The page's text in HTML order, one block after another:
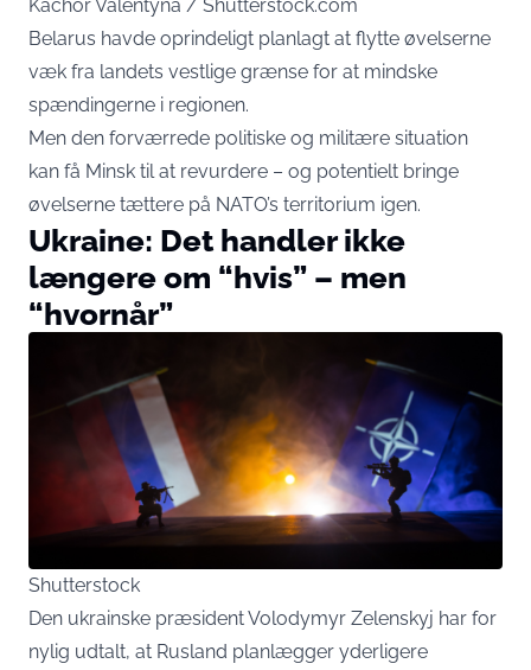
Kachor Valentyna / Shutterstock.com
Belarus havde oprindeligt planlagt at flytte øvelserne
væk fra landets vestlige grænse for at mindske
spændingerne i regionen.
Men den forværrede politiske og militære situation
kan få Minsk til at revurdere – og potentielt bringe
øvelserne tættere på NATO’s territorium igen.
Ukraine: Det handler ikke
længere om “hvis” – men
“hvornår”
Shutterstock
Den ukrainske præsident Volodymyr Zelenskyj har for
nylig udtalt, at Rusland planlægger yderligere